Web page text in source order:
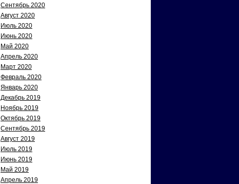
Сентябрь 2020
Август 2020
Июль 2020
Июнь 2020
Май 2020
Апрель 2020
Март 2020
Февраль 2020
Январь 2020
Декабрь 2019
Ноябрь 2019
Октябрь 2019
Сентябрь 2019
Август 2019
Июль 2019
Июнь 2019
Май 2019
Апрель 2019